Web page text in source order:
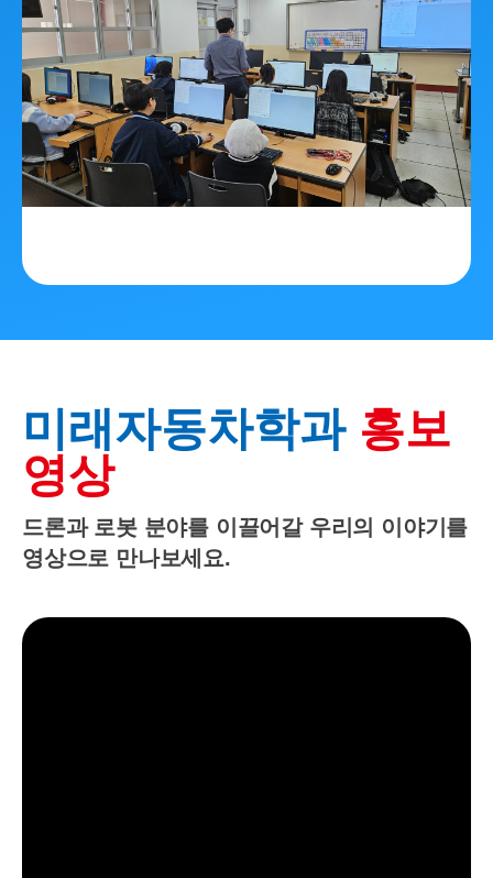
미래자동차학과 홍보
영상
드론과 로봇 분야를 이끌어갈 우리의 이야기를
영상으로 만나보세요.